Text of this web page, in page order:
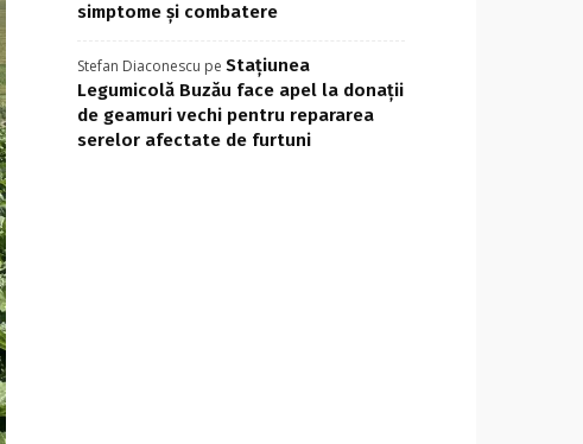
simptome și combatere
Stefan Diaconescu pe Stațiunea
Legumicolă Buzău face apel la donații
de geamuri vechi pentru repararea
serelor afectate de furtuni